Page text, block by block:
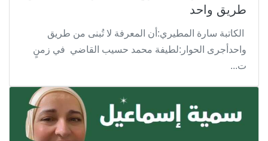
طريق واحد
الكاتبة سارة المطيري:أن المعرفة لا تُبنى من طريق
واحدأجرى الحوار:لطيفة محمد حسيب القاضي في زمنٍ
ت...